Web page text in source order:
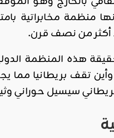
منظمة مخابراتية
أكثر من نصف قرن.
هذه المنظمة
تقف بريطانيا مما
سيسيل حوراني